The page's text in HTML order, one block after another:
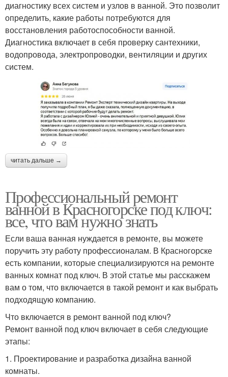
диагностику всех систем и узлов в ванной. Это позволит
определить, какие работы потребуются для
восстановления работоспособности ванной.
Диагностика включает в себя проверку сантехники,
водопровода, электропроводки, вентиляции и других
систем.
читать дальше →
Профессиональный ремонт
ванной в Красногорске под ключ:
все, что вам нужно знать
Если ваша ванная нуждается в ремонте, вы можете
поручить эту работу профессионалам. В Красногорске
есть компании, которые специализируются на ремонте
ванных комнат под ключ. В этой статье мы расскажем
вам о том, что включается в такой ремонт и как выбрать
подходящую компанию.
Что включается в ремонт ванной под ключ?
Ремонт ванной под ключ включает в себя следующие
этапы:
1. Проектирование и разработка дизайна ванной
комнаты.